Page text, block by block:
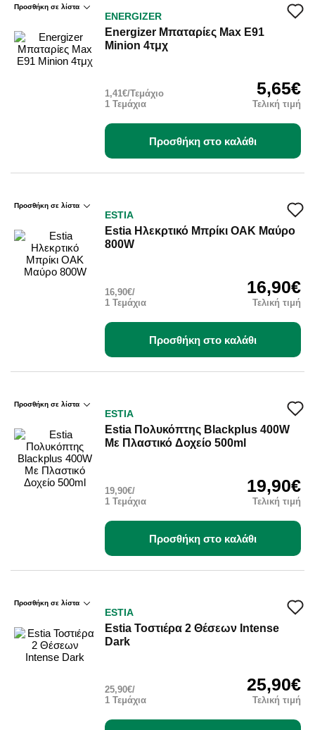
Προσθήκη σε λίστα
ENERGIZER
Energizer Μπαταρίες Max Ε91
Minion 4τμχ
5,65€
Τελική τιμή
1 Τεμάχια
1,41€/Τεμάχιο
Προσθήκη στο καλάθι
Προσθήκη σε λίστα
ESTIA
Estia Ηλεκρτικό Μπρίκι ΟΑΚ Μαύρο
800W
16,90€
Τελική τιμή
1 Τεμάχια
16,90€/
Προσθήκη στο καλάθι
Προσθήκη σε λίστα
ESTIA
Estia Πολυκόπτης Blackplus 400W
Με Πλαστικό Δοχείο 500ml
19,90€
Τελική τιμή
1 Τεμάχια
19,90€/
Προσθήκη στο καλάθι
Προσθήκη σε λίστα
ESTIA
Estia Τοστιέρα 2 Θέσεων Intense
Dark
25,90€
Τελική τιμή
1 Τεμάχια
25,90€/